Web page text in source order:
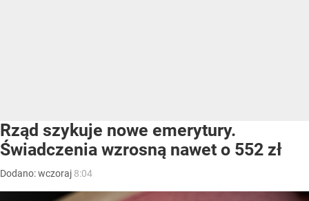
Rząd szykuje nowe emerytury.
Świadczenia wzrosną nawet o 552 zł
Dodano:wczoraj 8:04